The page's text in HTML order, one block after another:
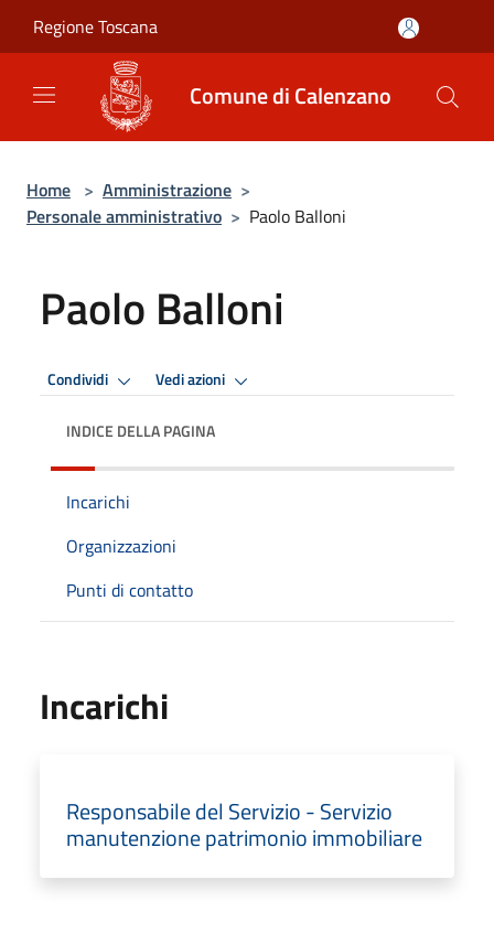
Regione Toscana
Comune di Calenzano
Home > Amministrazione >
Personale amministrativo > Paolo Balloni
Paolo Balloni
Condividi Vedi azioni
INDICE DELLA PAGINA
Incarichi
Organizzazioni
Punti di contatto
Incarichi
Responsabile del Servizio - Servizio
manutenzione patrimonio immobiliare